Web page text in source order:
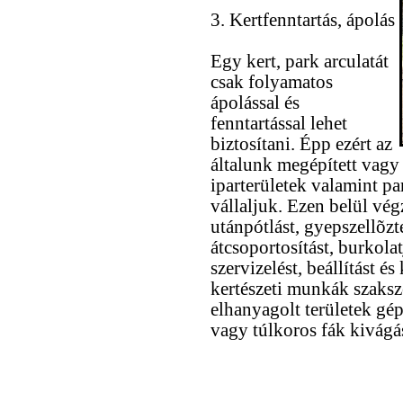
3. Kertfenntartás, ápolás
Egy kert, park arculatát
csak folyamatos
ápolással és
fenntartással lehet
biztosítani. Épp ezért az
általunk megépített
iparterületek valamint
vállaljuk. Ezen belül
utánpótlást,
átcsoportosítást,
szervizelést, beállítást
kertészeti munkák
elhanyagolt területek
vagy túlkoros fák